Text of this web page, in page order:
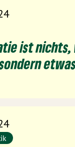
ist nichts,